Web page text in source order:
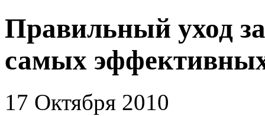
Правильный уход
самых
17 Октября 2010